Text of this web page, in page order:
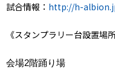
試合情報： http://h-
《スタンプラリー台設置場所
会場2階踊り場